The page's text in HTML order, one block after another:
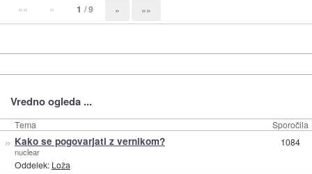
«« « 1 / 9 » »»
Vredno ogleda ...
Tema Sporočila
» Kako se pogovarjati z vernikom?
nuclear
Oddelek: Loža
1084